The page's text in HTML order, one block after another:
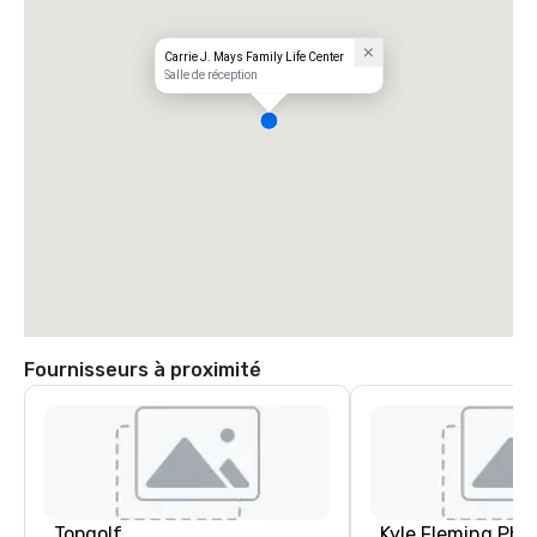
Carrie J. Mays Family Life Center
Salle de réception
Fournisseurs à proximité